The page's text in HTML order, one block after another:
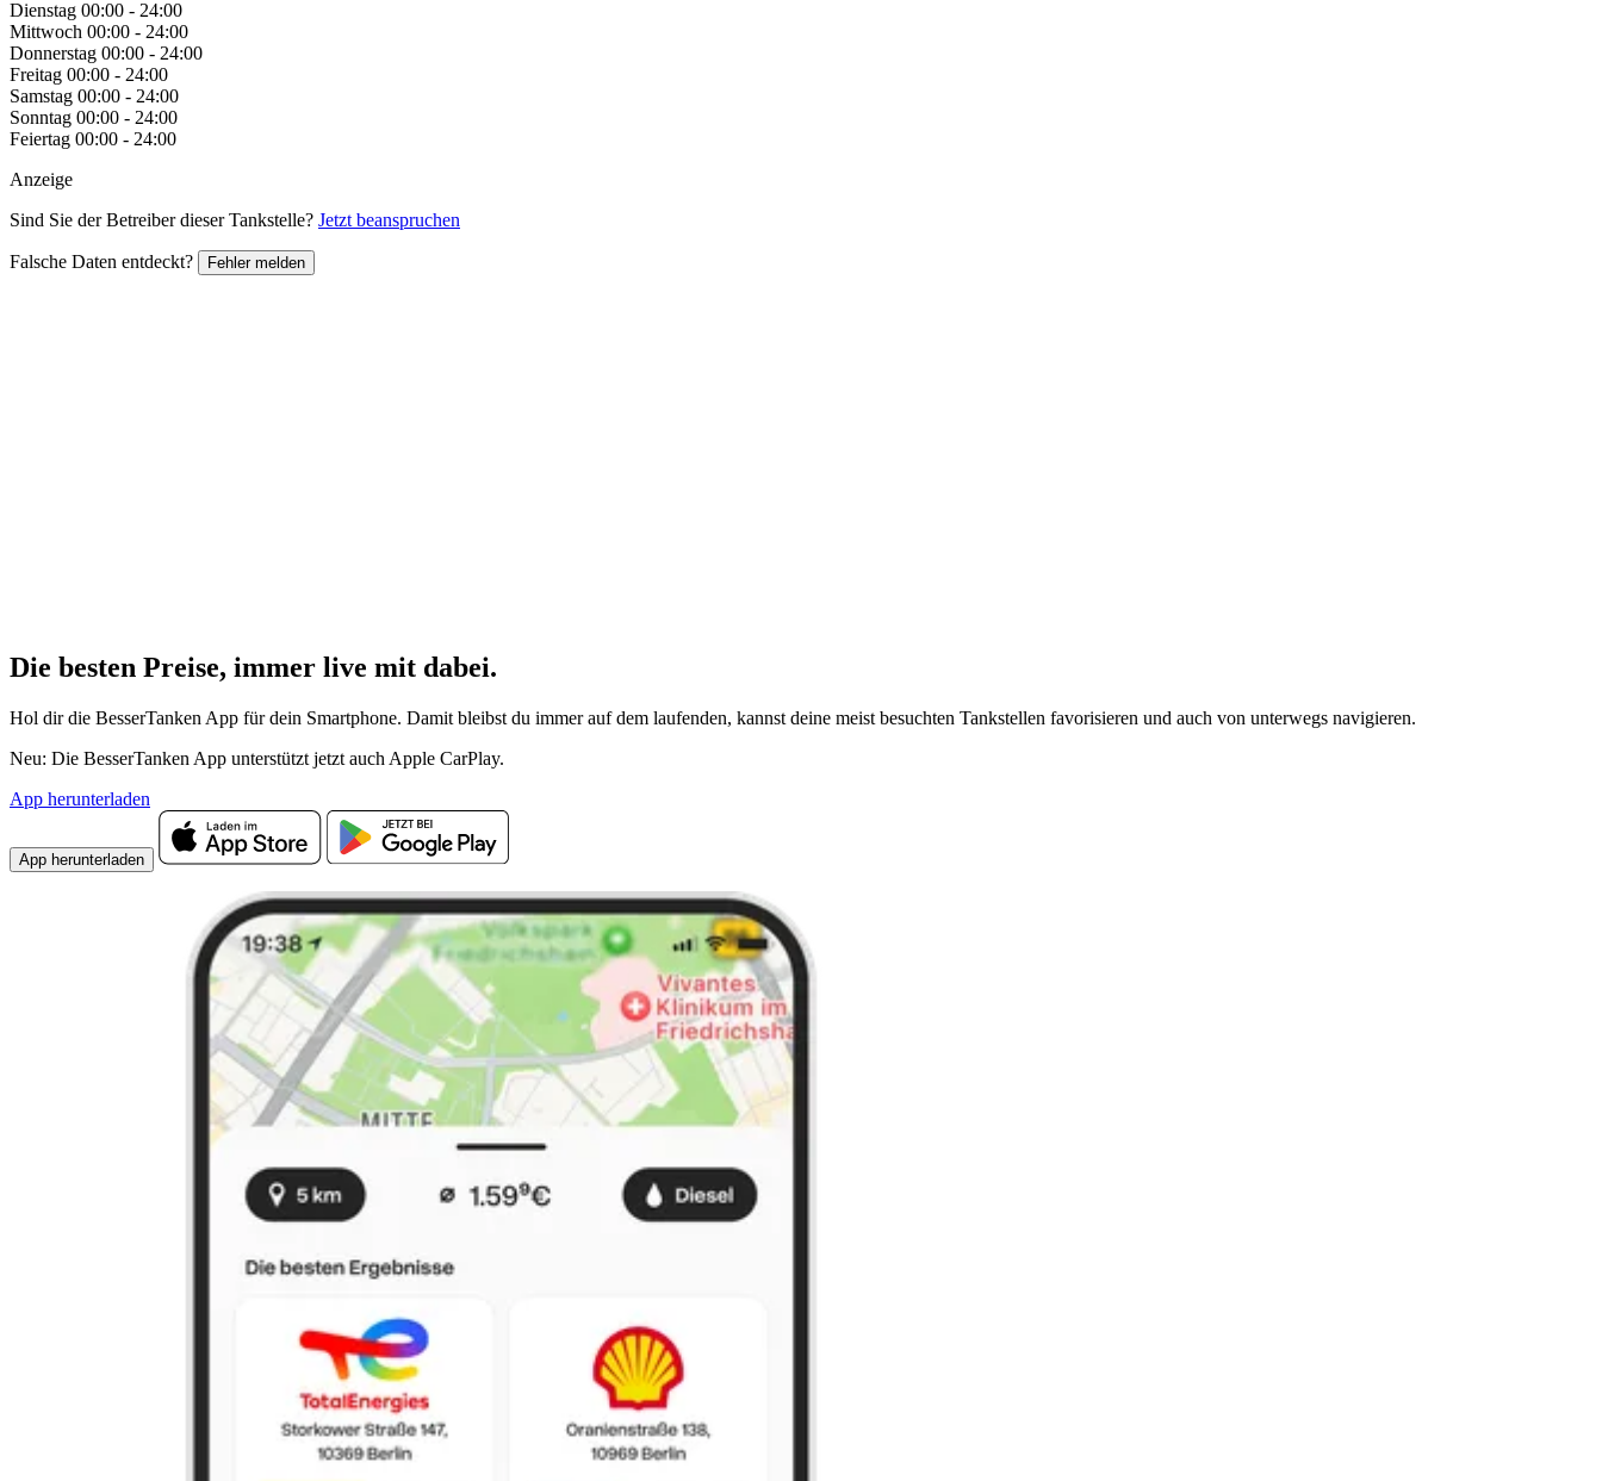
Dienstag 00:00 - 24:00
Mittwoch 00:00 - 24:00
Donnerstag 00:00 - 24:00
Freitag 00:00 - 24:00
Samstag 00:00 - 24:00
Sonntag 00:00 - 24:00
Feiertag 00:00 - 24:00
Anzeige
Sind Sie der Betreiber dieser Tankstelle? Jetzt beanspruchen
Falsche Daten entdeckt? Fehler melden
Die besten Preise, immer live mit dabei.
Hol dir die BesserTanken App für dein Smartphone. Damit bleibst du immer auf dem laufenden, kannst deine meist besuchten Tankstellen favorisieren und auch von unterwegs navigieren.
Neu: Die BesserTanken App unterstützt jetzt auch Apple CarPlay.
App herunterladen
App herunterladen